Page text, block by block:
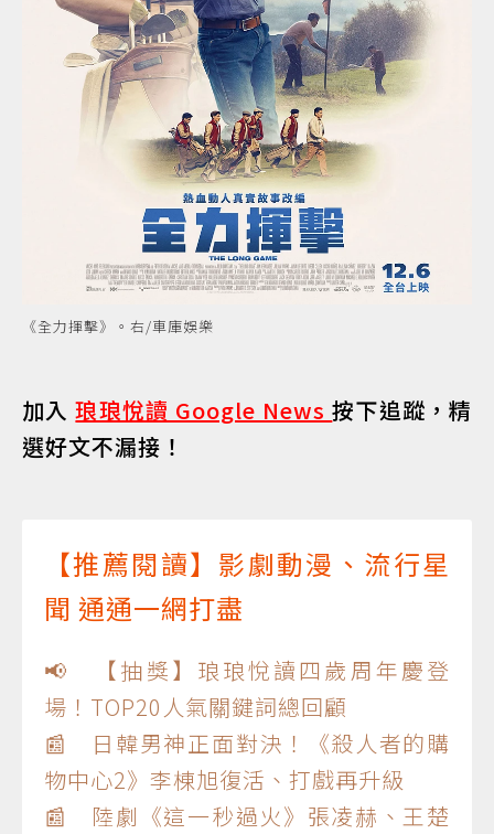
《全力揮擊》。右/車庫娛樂
加入琅琅悅讀 Google News按下追蹤，精
選好文不漏接！
【推薦閱讀】影劇動漫、流行星
聞 通通一網打盡
📢 【抽獎】琅琅悅讀四歲周年慶登
場！TOP20人氣關鍵詞總回顧
📰 日韓男神正面對決！《殺人者的購
物中心2》李棟旭復活、打戲再升級
📰 陸劇《這一秒過火》張凌赫、王楚